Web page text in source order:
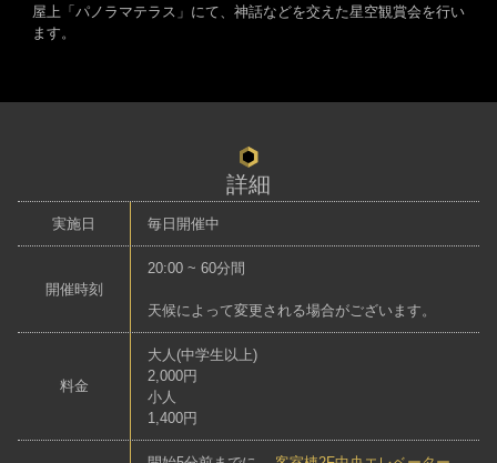
屋上「 パノラマテラス 」にて、神話などを交えた星空観賞会を行い
ます。
詳細
実施日 毎日開催中
開催時刻
20:00 ~ 60分間
天候によって変更される場合がございます。
料金
大人(中学生以上)
2,000円
小人
1,400円